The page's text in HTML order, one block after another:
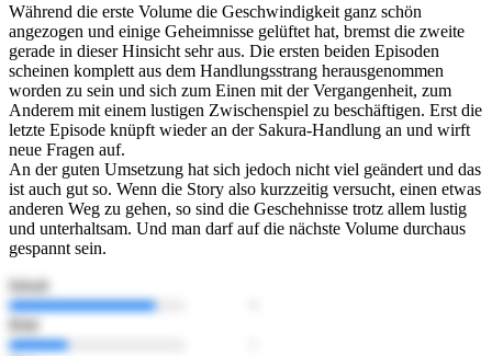
Während die erste Volume die Geschwindigkeit ganz schön
angezogen und einige Geheimnisse gelüftet hat, bremst die zweite
gerade in dieser Hinsicht sehr aus. Die ersten beiden Episoden
scheinen komplett aus dem Handlungsstrang herausgenommen
worden zu sein und sich zum Einen mit der Vergangenheit, zum
Anderem mit einem lustigen Zwischenspiel zu beschäftigen. Erst die
letzte Episode knüpft wieder an der Sakura-Handlung an und wirft
neue Fragen auf.
An der guten Umsetzung hat sich jedoch nicht viel geändert und das
ist auch gut so. Wenn die Story also kurzzeitig versucht, einen etwas
anderen Weg zu gehen, so sind die Geschehnisse trotz allem lustig
und unterhaltsam. Und man darf auf die nächste Volume durchaus
gespannt sein.
Inhalt
Bild